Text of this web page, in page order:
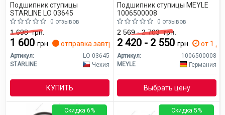
Подшипник ступицы
STARLINE LO 03645
0 отзывов
1 698грн.
1 600 грн. отправка завтра
Артикул:
LO 03645
STARLINE
Чехия
КУПИТЬ
Подшипник ступицы MEYLE
1006500008
0 отзывов
2 569 - 2 703грн.
2 420 - 2 550 грн. от 1 дн.
Артикул:
1006500008
MEYLE
Германия
Выбрать цену
Скидка 6% Скидка 5%